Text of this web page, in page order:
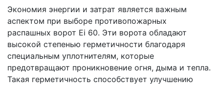
Экономия энергии и затрат является важным
аспектом при выборе противопожарных
распашных ворот Ei 60. Эти ворота обладают
высокой степенью герметичности благодаря
специальным уплотнителям, которые
предотвращают проникновение огня, дыма и тепла.
Такая герметичность способствует улучшению